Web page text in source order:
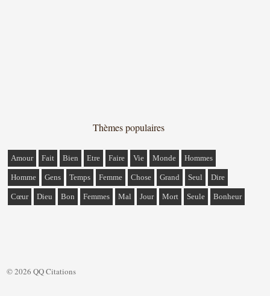
Thèmes populaires
Amour Fait Bien Etre Faire Vie Monde Hommes
Homme Gens Temps Femme Chose Grand Seul Dire
Cœur Dieu Bon Femmes Mal Jour Mort Seule Bonheur
© 2026 QQ Citations